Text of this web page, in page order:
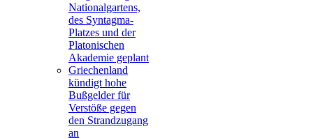
Nationalgartens,
des Syntagma-
Platzes und der
Platonischen
Akademie geplant
Griechenland
kündigt hohe
Bußgelder für
Verstöße gegen
den Strandzugang
an